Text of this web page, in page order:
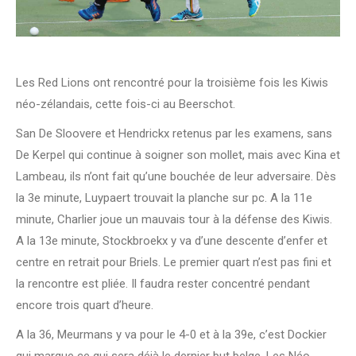
Les Red Lions ont rencontré pour la troisième fois les Kiwis
néo-zélandais, cette fois-ci au Beerschot.
San De Sloovere et Hendrickx retenus par les examens, sans
De Kerpel qui continue à soigner son mollet, mais avec Kina et
Lambeau, ils n’ont fait qu’une bouchée de leur adversaire. Dès
la 3e minute, Luypaert trouvait la planche sur pc. A la 11e
minute, Charlier joue un mauvais tour à la défense des Kiwis.
A la 13e minute, Stockbroekx y va d’une descente d’enfer et
centre en retrait pour Briels. Le premier quart n’est pas fini et
la rencontre est pliée. Il faudra rester concentré pendant
encore trois quart d’heure.
A la 36, Meurmans y va pour le 4-0 et à la 39e, c’est Dockier